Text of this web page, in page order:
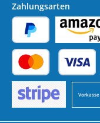
Zahlungsarten
PayPal Amazon Pay
Kredit- oder Debitkarte
Vorkasse